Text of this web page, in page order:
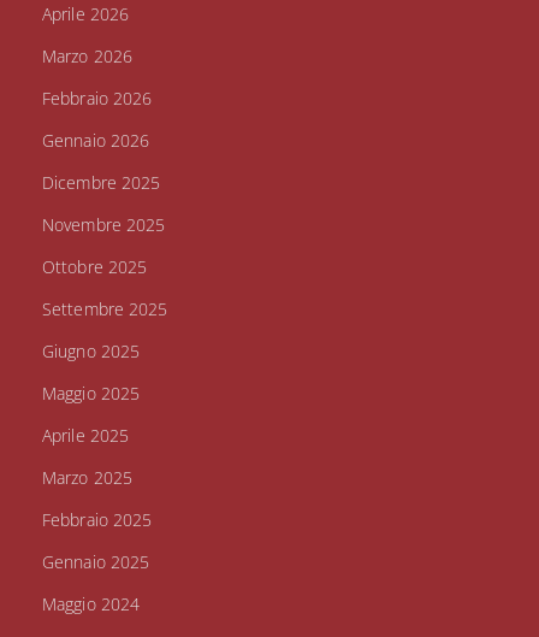
Aprile 2026
Marzo 2026
Febbraio 2026
Gennaio 2026
Dicembre 2025
Novembre 2025
Ottobre 2025
Settembre 2025
Giugno 2025
Maggio 2025
Aprile 2025
Marzo 2025
Febbraio 2025
Gennaio 2025
Maggio 2024